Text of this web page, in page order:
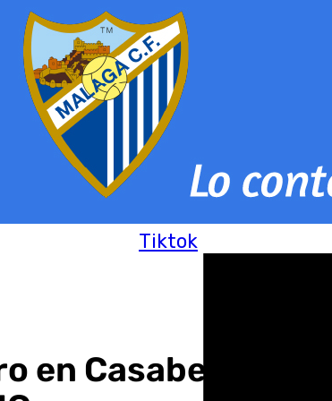
Tiktok
en Casabermeja